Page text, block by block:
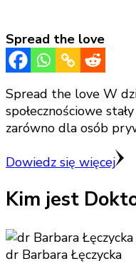
Spread the love
Spread the love W
społecznościowe
zarówno dla osób
Dowiedz się więcej
Kim jest
dr Barbara Łęczycka